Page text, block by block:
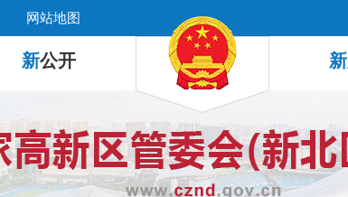
网站地图
新公开 新